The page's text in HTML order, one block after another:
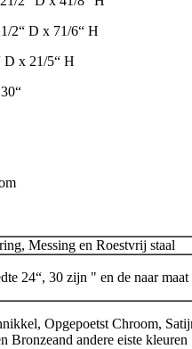
2“ D x 71/6“ H
D x 21/5“ H
Messing en Roestvrij staal
24“, 30 zijn " en de naar
Opgepoetst Chroom,
Bronzeand andere eiste kleuren